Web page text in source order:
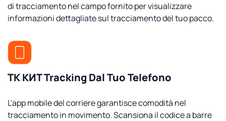
di tracciamento nel campo fornito per visualizzare
informazioni dettagliate sul tracciamento del tuo pacco.
ТК КИТ Tracking Dal Tuo Telefono
L'app mobile del corriere garantisce comodità nel
tracciamento in movimento. Scansiona il codice a barre